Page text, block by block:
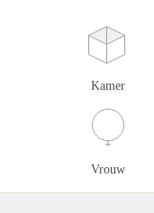
Kamer
Vrouw